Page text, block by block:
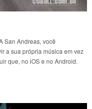
San Andreas, você
a sua própria música em vez
que, no iOS e no Android.